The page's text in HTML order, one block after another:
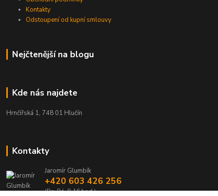
Kontakty
Odstoupení od kupní smlouvy
Nejčtenější na blogu
Kde nás najdete
Hrnčířská 1, 748 01 Hlučín
Kontakty
Jaromír Glumbík
+420 603 426 256
(Po-Pá, 8-16 hod.)